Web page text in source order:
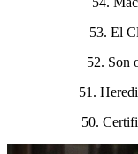
53. El
52. Son
51.
50.